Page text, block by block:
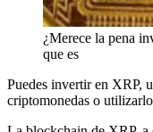
¿Merece la pena
que es
Puedes invertir en XRP,
criptomonedas o